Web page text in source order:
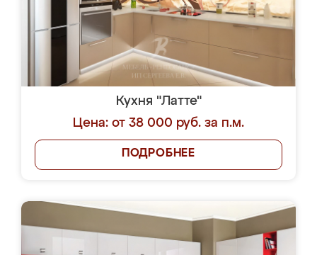
Кухня "Латте"
Цена: от 38 000 руб. за п.м.
ПОДРОБНЕЕ